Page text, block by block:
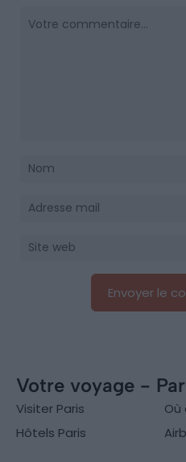
Votre voyage -
Visiter Paris
Où
Hôtels Paris